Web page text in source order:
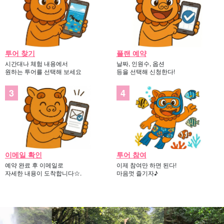
투어 찾기
시간대나 체험 내용에서
원하는 투어를 선택해 보세요
플랜 예약
날짜, 인원수, 옵션
등을 선택해 신청한다!
이메일 확인
예약 완료 후 이메일로
자세한 내용이 도착합니다☆.
투어 참여
이제 참여만 하면 된다!
마음껏 즐기자♪